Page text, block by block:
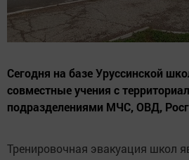
Сегодня на базе Уруссинской
совместные учения с
подразделениями МЧС, ОВД,
Тренировочная эвакуация школ